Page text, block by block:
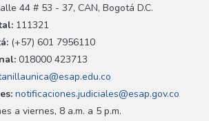
44 # 53 - 37, CAN, Bogotá D.C.
111321
(+57) 601 7956110
018000 423713
notificaciones.judiciales@esap.gov.co
a viernes, 8 a.m. a 5 p.m.